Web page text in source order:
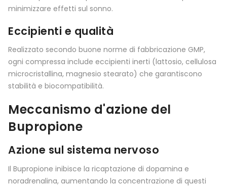
minimizzare effetti sul sonno.
Eccipienti e qualità
Realizzato secondo buone norme di fabbricazione GMP,
ogni compressa include eccipienti inerti (lattosio, cellulosa
microcristallina, magnesio stearato) che garantiscono
stabilità e biocompatibilità.
Meccanismo d'azione del
Bupropione
Azione sul sistema nervoso
Il Bupropione inibisce la ricaptazione di dopamina e
noradrenalina, aumentando la concentrazione di questi